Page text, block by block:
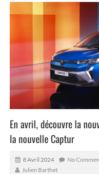
En avril, découvre la
la nouvelle Captur
8 Avril 2024 No
Julien Barthet